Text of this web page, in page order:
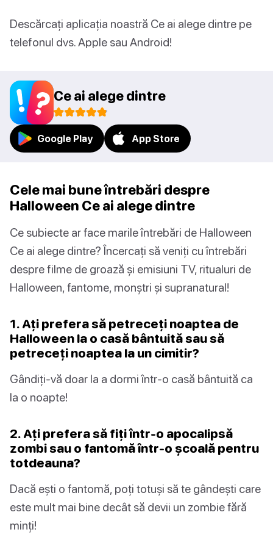
Descărcați aplicația noastră Ce ai alege dintre pe
telefonul dvs. Apple sau Android!
Ce ai alege dintre
Google Play App Store
Cele mai bune întrebări despre
Halloween Ce ai alege dintre
Ce subiecte ar face marile întrebări de Halloween
Ce ai alege dintre? Încercați să veniți cu întrebări
despre filme de groază și emisiuni TV, ritualuri de
Halloween, fantome, monștri și supranatural!
1. Ați prefera să petreceți noaptea de
Halloween la o casă bântuită sau să
petreceți noaptea la un cimitir?
Gândiți-vă doar la a dormi într-o casă bântuită ca
la o noapte!
2. Ați prefera să fiți într-o apocalipsă
zombi sau o fantomă într-o școală pentru
totdeauna?
Dacă ești o fantomă, poți totuși să te gândești care
este mult mai bine decât să devii un zombie fără
minți!